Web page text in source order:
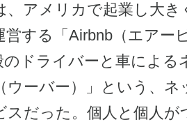
、アメリカで起業し大き
営する「Airbnb（エアー
のドライバーと車による
ウーバー）」という、
スだった。個人と個人が